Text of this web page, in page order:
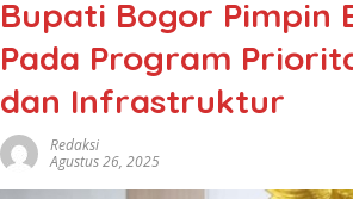
Bupati Bogor Pimpin
Pada Program
dan Infrastruktur
Redaksi
Agustus 26, 2025